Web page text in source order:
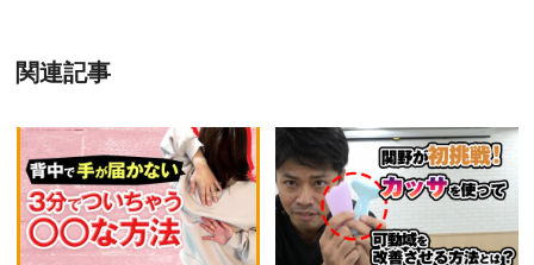
関連記事